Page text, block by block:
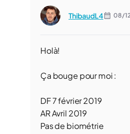
ThibaudL4 08/
Holà!
Ça bouge pour moi :
DF 7 février 2019
AR Avril 2019
Pas de biométrie